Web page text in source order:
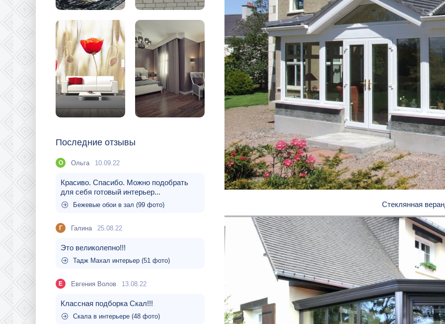
Последние отзывы
О Ольга 10.09.22
Красиво. Спасибо. Можно подобрать
для себя готовый интерьер...
Бежевые обои в зал (99 фото)
Г Галина 25.08.22
Это великолепно!!!
Тадж Махал интерьер (51 фото)
Е Евгения Волов 13.08.22
Классная подборка Скал!!!
Скала в интерьере (48 фото)
Стеклянная